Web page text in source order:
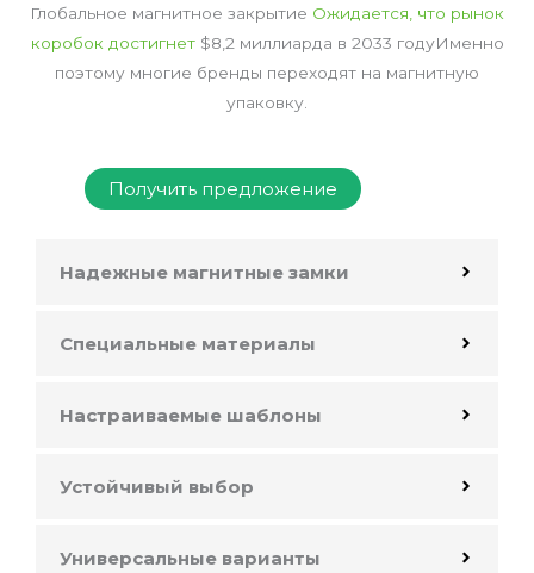
Глобальное магнитное закрытие Ожидается, что рынок
коробок достигнет$8,2 миллиарда в 2033 годуИменно
поэтому многие бренды переходят на магнитную
упаковку.
Получить предложение
Надежные магнитные замки
Специальные материалы
Настраиваемые шаблоны
Устойчивый выбор
Универсальные варианты